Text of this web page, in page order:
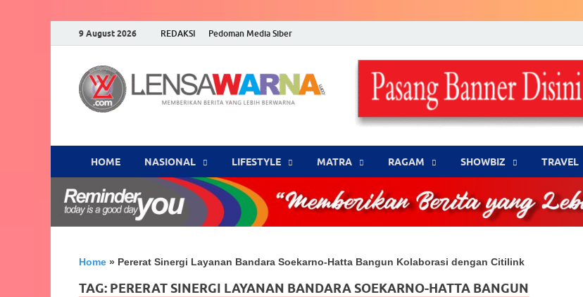
9 August 2026 REDAKSI Pedoman Media Siber
LENSA WARNA .com
Memberikan Berita yang Lebih Berwarna
HOME NASIONAL ‎LIFESTYLE MATRA ‎RAGAM ‎SHOWBIZ ‎TRAVEL
Home » Pererat Sinergi Layanan Bandara Soekarno-Hatta Bangun Kolaborasi dengan Citilink
TAG: PERERAT SINERGI LAYANAN BANDARA SOEKARNO-HATTA BANGUN